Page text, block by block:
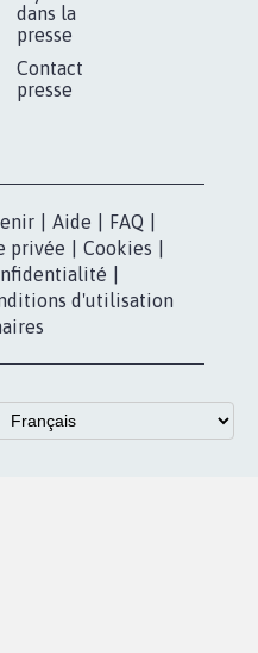
dans la
presse
Contact
presse
Aide FAQ
privée Cookies
d'utilisation